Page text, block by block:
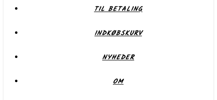
TIL BETALING
INDKØBSKURV
NYHEDER
OM